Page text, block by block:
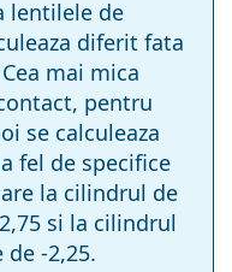
lentilele de
diferit fata
mai mica
pentru
se calculeaza
fel de specifice
la cilindrul de
si la cilindrul
de -2,25.